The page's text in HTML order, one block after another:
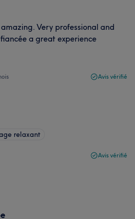
Very professional and
a great experience
Avis vérifié
relaxant
Avis vérifié